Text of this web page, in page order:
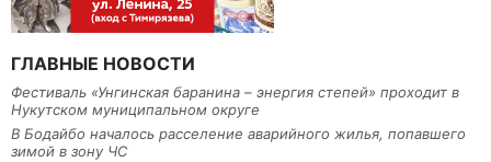
ГЛАВНЫЕ НОВОСТИ
Фестиваль «Унгинская баранина – энергия степей» проходит в
Нукутском муниципальном округе
В Бодайбо началось расселение аварийного жилья, попавшего
зимой в зону ЧС